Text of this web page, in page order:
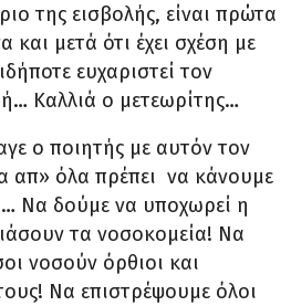
της εισβολής, είναι πρώτα
και μετά ότι έχει σχέση με
ευχαριστεί τον
Καλλιά ο μετεωρίτης…
ο ποιητής με αυτόν τον
απ» όλα πρέπει να κάνουμε
δούμε να υποχωρεί η
τα νοσοκομεία! Να
νοσούν όρθιοι και
Να επιστρέψουμε όλοι